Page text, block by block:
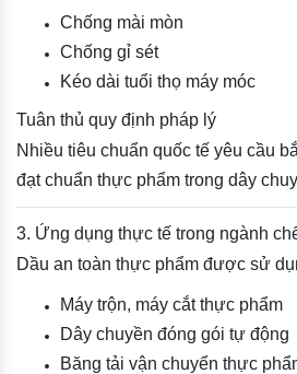
Chống mài mòn
Chống gỉ sét
Kéo dài tuổi thọ máy móc
Tuân thủ quy định pháp lý
Nhiều tiêu chuẩn quốc tế yêu cầu
đạt chuẩn thực phẩm trong dây
3. Ứng dụng thực tế trong ngành
Dầu an toàn thực phẩm được sử
Máy trộn, máy cắt thực phẩm
Dây chuyền đóng gói tự động
Băng tải vận chuyển thực